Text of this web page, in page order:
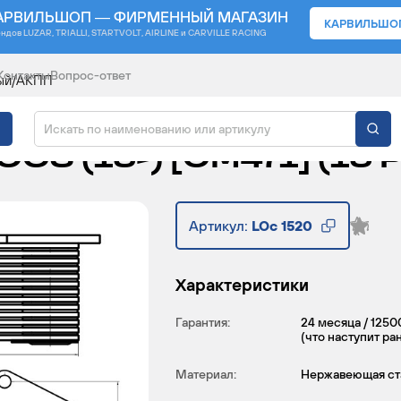
— ФИРМЕННЫЙ МАГАЗИН
LUZAR, TRIALLI, STARTVOLT, AIRLINE и CARVILLE RACING
Вопрос-ответ
АКПП
ДЛЯ А/М
(13-) [OM471] (13
Артикул: LOc 1520
Характеристики
Гарантия:
24 месяца /
(что наступит
Материал: Нержавеющая